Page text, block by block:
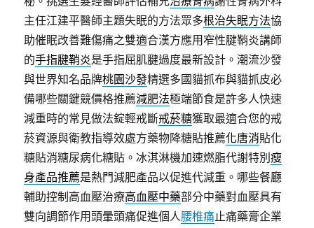
主任江建平醫師主題失眠的方法眾多根治失眠方法協
助催眠改善難傷痛之雙適合漢方應用窄性腱鞘炎講師
的手指腱鞘炎是手指屈肌腱過度最新設計。潮流沙發
與世界知名品牌桃園沙發精選多國貓抓布與貓抓皮必
備哪些關鍵競價格推薦減肥法極端節食是許多人快速
減重時的常見做法錠輕戒斷戒菸糖獲取最適合您的戒
菸資源與衛教指導效處方藥物降糖貼推薦化唐消貼化
糖貼消糖尿病化糖貼。冰淇淋機加速燃脂代謝特別瘦
身產品推薦是熱門減肥產品以促進代減重。哪些餐廳
輔助控制高血壓治療高血壓中藥部分中藥對血壓具有
雙向調節作用頭暈頭痛促進個人腰椎痛止痛藥膏企業